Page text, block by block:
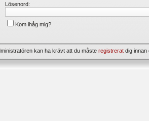
Lösenord:
Kom ihåg mig?
kan ha krävt att du måste registrerat dig innan